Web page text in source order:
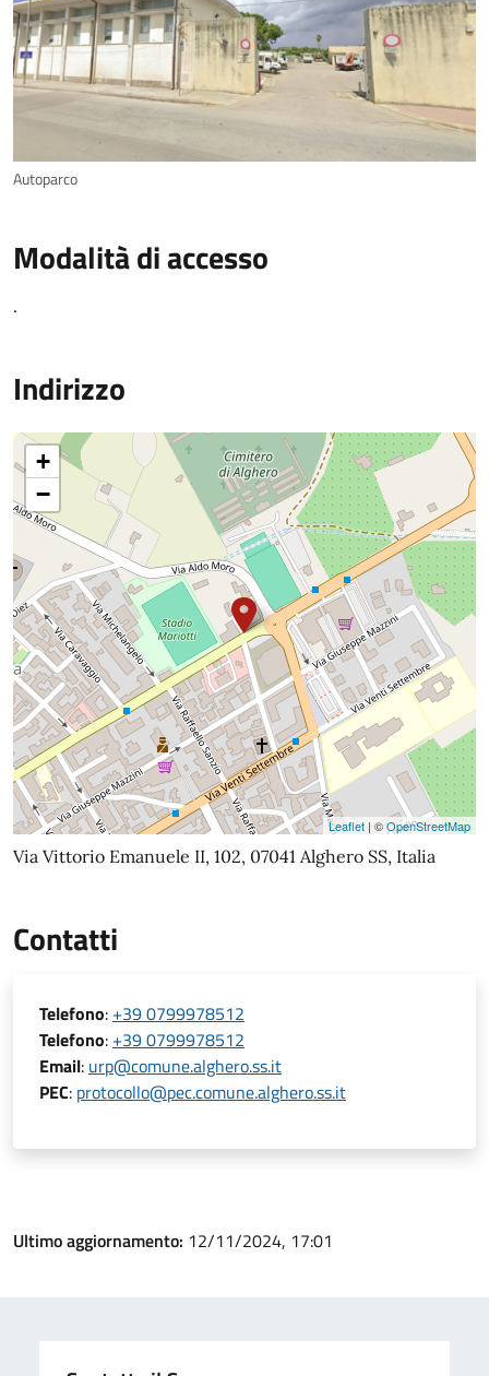
Autoparco
Modalità di accesso
.
Indirizzo
+
−
Leaflet | ©OpenStreetMap
Via Vittorio Emanuele II, 102, 07041 Alghero SS, Italia
Contatti
Telefono: +39 0799978512
Telefono: +39 0799978512
Email: urp@comune.alghero.ss.it
PEC: protocollo@pec.comune.alghero.ss.it
Ultimo aggiornamento: 12/11/2024, 17:01